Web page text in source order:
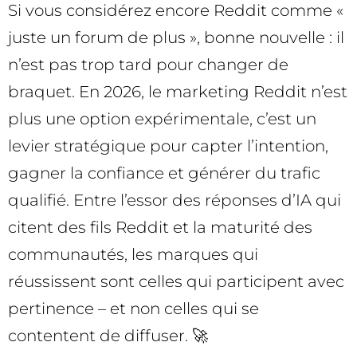
Si vous considérez encore Reddit comme «
juste un forum de plus », bonne nouvelle : il
n’est pas trop tard pour changer de
braquet. En 2026, le marketing Reddit n’est
plus une option expérimentale, c’est un
levier stratégique pour capter l’intention,
gagner la confiance et générer du trafic
qualifié. Entre l’essor des réponses d’IA qui
citent des fils Reddit et la maturité des
communautés, les marques qui
réussissent sont celles qui participent avec
pertinence – et non celles qui se
contentent de diffuser. 🚀